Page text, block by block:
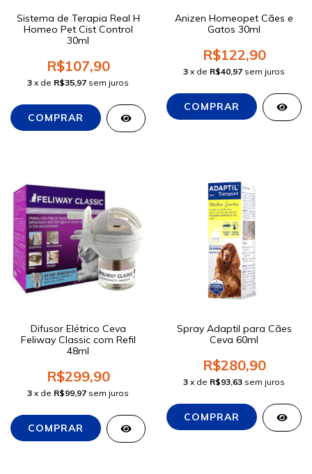
Sistema de Terapia Real H
Homeo Pet Cist Control
30ml
R$107,90
3 x de R$35,97 sem juros
Anizen Homeopet Cães e
Gatos 30ml
R$122,90
3 x de R$40,97 sem juros
Difusor Elétrico Ceva
Feliway Classic com Refil
48ml
R$299,90
3 x de R$99,97 sem juros
Spray Adaptil para Cães
Ceva 60ml
R$280,90
3 x de R$93,63 sem juros